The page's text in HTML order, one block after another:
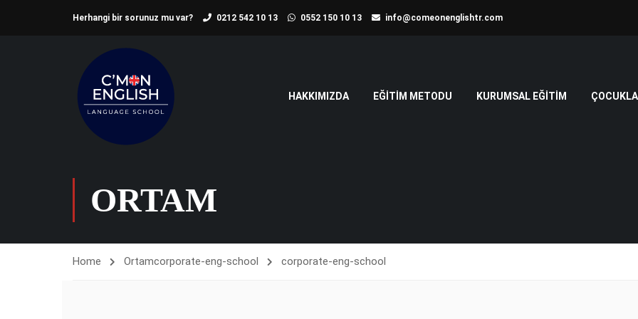
Herhangi bir sorunuz mu var? 0212 542 10 13 0552 150 10 13 info@comeonenglishtr.com
HAKKIMIZDA EĞITIM METODU KURUMSAL EĞITIM
ORTAM
Home Ortamcorporate-eng-school corporate-eng-school